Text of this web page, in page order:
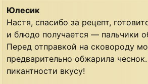
Юлесик
Настя, спасибо за рецепт,
и блюдо получается — пальчики
Перед отправкой на сковороду
предварительно обжарила
пикантности вкусу!